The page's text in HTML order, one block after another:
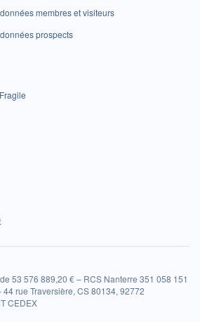
membres et visiteurs
prospects
53 576 889,20 € – RCS Nanterre 351 058 151
rue Traversière, CS 80134, 92772
CEDEX